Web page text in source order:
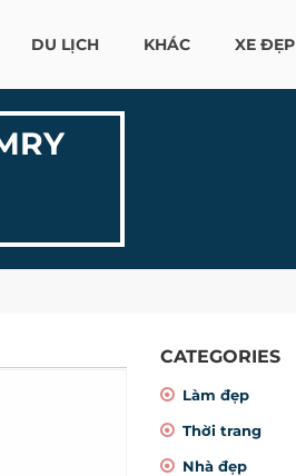
DU LỊCH KHÁC XE ĐẸP
CATEGORIES
Làm đẹp
Thời trang
Nhà đẹp